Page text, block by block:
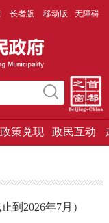
长者版 移动版 无障碍
政策兑现 政民互动
到2026年7月）